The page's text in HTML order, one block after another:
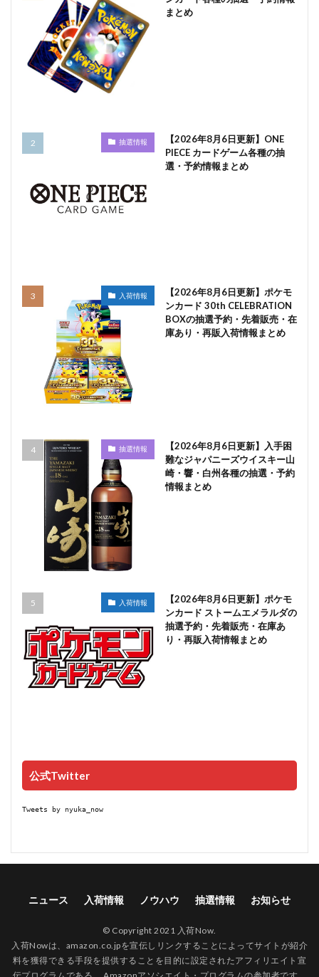
まとめ
抽選情報
【2026年8月6日更新】ONE
PIECE カードゲーム各種の抽
選・予約情報まとめ
入荷情報
【2026年8月6日更新】ポケモ
ンカード 30th CELEBRATION
BOXの抽選予約・先着販売・在
庫あり・再販入荷情報まとめ
抽選情報
【2026年8月6日更新】入手困
難なジャパニーズウイスキー山
崎・響・白州各種の抽選・予約
情報まとめ
入荷情報
【2026年8月6日更新】ポケモ
ンカード ストームエメラルダの
抽選予約・先着販売・在庫あ
り・再販入荷情報まとめ
公式Twitter
Tweets by nyuka_now
ニュース 入荷情報 ノウハウ 抽選情報 お知らせ
© Copyright 2021 入荷Now.
入荷Nowは、amazon.co.jpを宣伝しリンクすることによってサイトが紹介
料を獲得できる手段を提供することを目的に設定されたアフィリエイト宣
伝プログラムである、 Amazonアソシエイト・プログラムの参加者です。